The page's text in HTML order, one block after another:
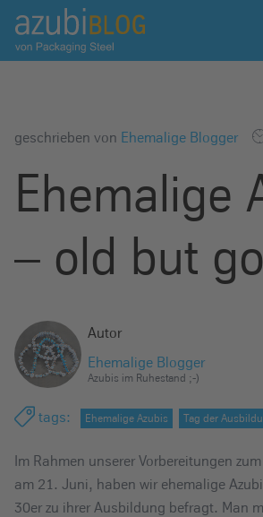
A
z
u
b
l
s
e
n
geschrieben von Ehemalige Blogger
Ehemalige
– old but
Autor
Ehemalige Blogger
Azubis im Ruhestand ;-)
tags: Ehemalige Azubis Tag der
Im Rahmen unserer Vorbereitungen zum
am 21. Juni, haben wir ehemalige
30er zu ihrer Ausbildung befragt. Man